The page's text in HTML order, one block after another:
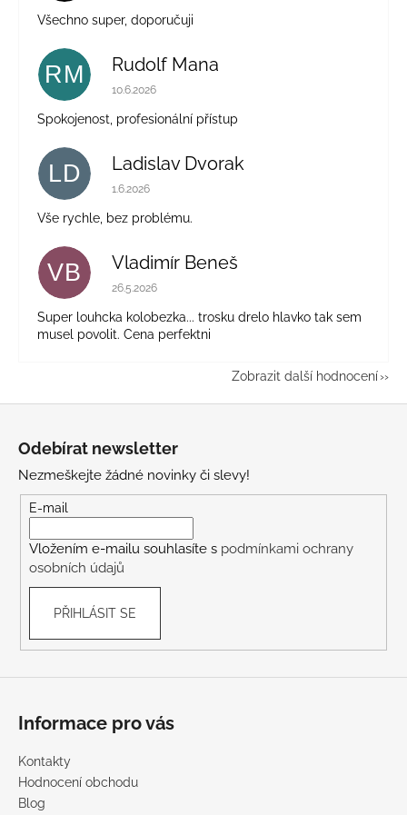
Všechno super, doporučuji
RM Rudolf Mana
Hodnocení obchodu je 5 z 5 hvězdiček.
10.6.2026
Spokojenost, profesionální přístup
LD Ladislav Dvorak
Hodnocení obchodu je 5 z 5 hvězdiček.
1.6.2026
Vše rychle, bez problému.
VB Vladimír Beneš
Hodnocení obchodu je 5 z 5 hvězdiček.
26.5.2026
Super louhcka kolobezka... trosku drelo hlavko tak sem
musel povolit. Cena perfektni
Zobrazit další hodnocení
Odebírat newsletter
Nezmeškejte žádné novinky či slevy!
E-mail
Vložením e-mailu souhlasíte s podmínkami ochrany
osobních údajů
PŘIHLÁSIT SE
Informace pro vás
Kontakty
Hodnocení obchodu
Blog